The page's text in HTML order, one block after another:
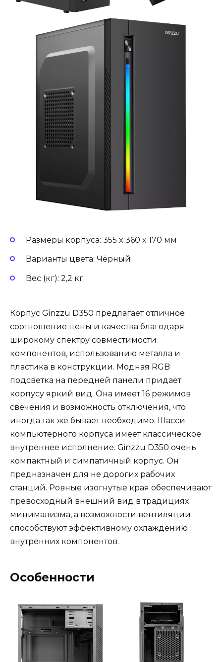
Размеры корпуса: 355 x 360 x 170 мм
Варианты цвета: Чёрный
Вес (кг): 2,2 кг
Корпус Ginzzu D350 предлагает отличное
соотношение цены и качества благодаря
широкому спектру совместимости
компонентов, использованию металла и
пластика в конструкции. Модная RGB
подсветка на передней панели придает
корпусу яркий вид. Она имеет 16 режимов
свечения и возможность отключения, что
иногда так же бывает необходимо. Шасси
компьютерного корпуса имеет классическое
внутреннее исполнение. Ginzzu D350 очень
компактный и симпатичный корпус. Он
предназначен для не дорогих рабочих
станций. Ровные изогнутые края обеспечивают
превосходный внешний вид в традициях
минимализма, а возможности вентиляции
способствуют эффективному охлаждению
внутренних компонентов.
Особенности